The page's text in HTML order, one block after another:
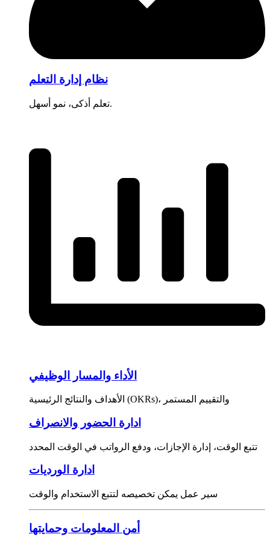
نظام إدارة التعلم
تعلم أذكى، نمو أسهل.
الأداء والمسار الوظيفي
الأهداف والنتائج الرئيسية (OKRs)، والتقييم المستمر
ادارة الحضور والانصراف
تتبع الوقت، إدارة الإجازات، ودفع الرواتب في الوقت المحدد
ادارة الورديات
سير عمل يمكن تخصيصه لتتبع الاستخدام والوقت
أمن المعلومات وحمايتها